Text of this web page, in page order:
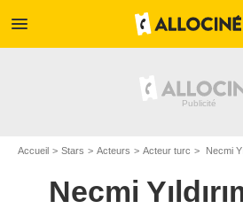
menu
Accueil Stars Acteurs Acteur turc Necmi
Necmi